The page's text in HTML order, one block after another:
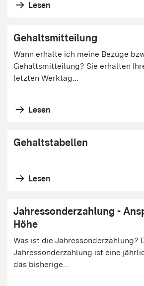
Lesen
Gehaltsmitteilung
Wann erhalte ich meine Bezüge
Gehaltsmitteilung? Sie erhalten
letzten Werktag...
Lesen
Gehaltstabellen
Lesen
Jahressonderzahlung -
Höhe
Was ist die Jahressonderzahlung?
Jahressonderzahlung ist eine
das bisherige...